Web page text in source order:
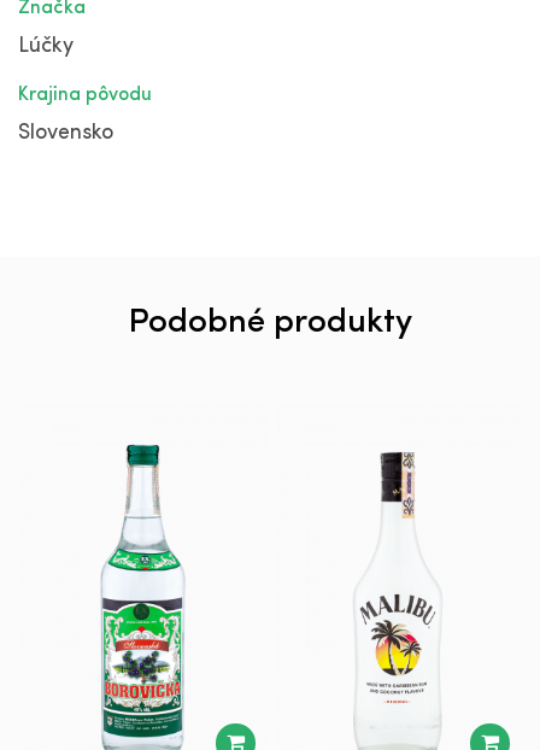
Značka
Lúčky
Krajina pôvodu
Slovensko
Podobné produkty